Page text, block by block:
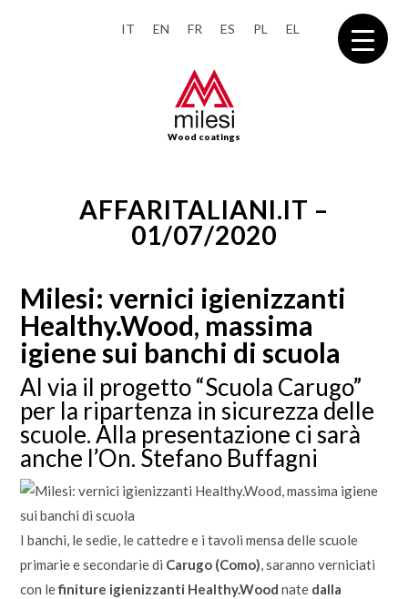
IT EN FR ES PL EL
Wood coatings
AFFARITALIANI.IT –
01/07/2020
Milesi: vernici igienizzanti
Healthy.Wood, massima
igiene sui banchi di scuola
Al via il progetto “Scuola Carugo”
per la ripartenza in sicurezza delle
scuole. Alla presentazione ci sarà
anche l’On. Stefano Buffagni
I banchi, le sedie, le cattedre e i tavoli mensa delle scuole
primarie e secondarie di Carugo (Como), saranno verniciati
con lefiniture igienizzanti Healthy.Wood nate dalla